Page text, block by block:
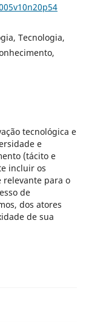
Tecnologia,
tecnológica e
e
(tácito e
incluir os
relevante para o
de
dos atores
de sua